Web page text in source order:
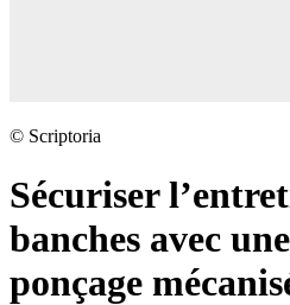
© Scriptoria
Sécuriser
banches avec
ponçage